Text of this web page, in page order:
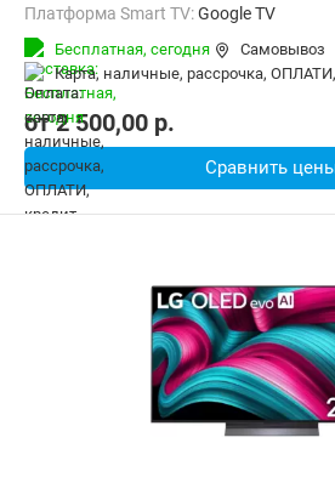
Платформа Smart TV:Google TV
Беспроводные интерфейсы:
Бесплатная, сегодня
Самовывоз
карта, наличные, рассрочка,
от2 500,00 p.
Сравнить